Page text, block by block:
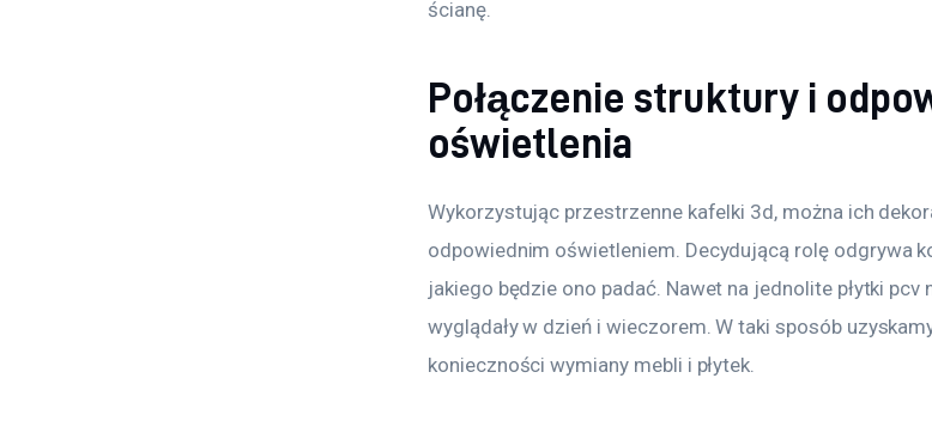
ścianę.
Połączenie struktury i
oświetlenia
Wykorzystując przestrzenne kafelki 3d, można ich
odpowiednim oświetleniem. Decydującą rolę odgrywa
jakiego będzie ono padać. Nawet na jednolite płytki pcv
wyglądały w dzień i wieczorem. W taki sposób
konieczności wymiany mebli i płytek.